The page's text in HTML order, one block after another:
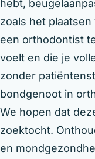
hebt,
zoals het
een orthodontist
voelt en die je
zonder
bondgenoot in
We hopen dat
zoektocht.
en